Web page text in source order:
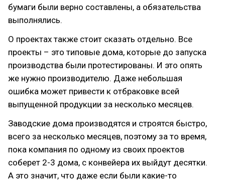
бумаги были верно составлены, а обязательства
выполнялись.
О проектах также стоит сказать отдельно. Все
проекты – это типовые дома, которые до запуска
производства были протестированы. И это опять
же нужно производителю. Даже небольшая
ошибка может привести к отбраковке всей
выпущенной продукции за несколько месяцев.
Заводские дома производятся и строятся быстро,
всего за несколько месяцев, поэтому за то время,
пока компания по одному из своих проектов
соберет 2-3 дома, с конвейера их выйдут десятки.
А это значит, что даже если были какие-то